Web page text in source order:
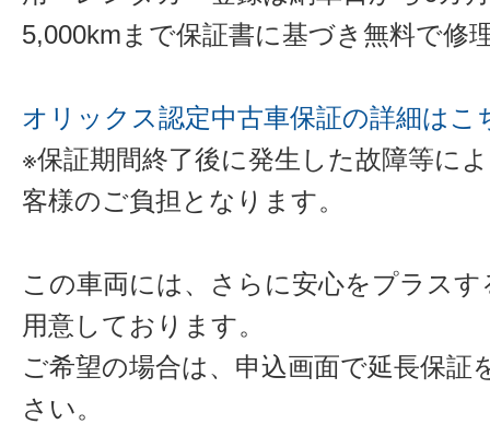
5,000kmまで保証書に基づき無料で修
オリックス認定中古車保証の詳細はこ
※保証期間終了後に発生した故障等に
客様のご負担となります。
この車両には、さらに安心をプラス
用意しております。
ご希望の場合は、申込画面で延長保証
さい。